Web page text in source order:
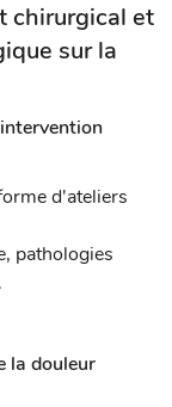
chirurgical et
sur la
d'ateliers
pathologies
la douleur